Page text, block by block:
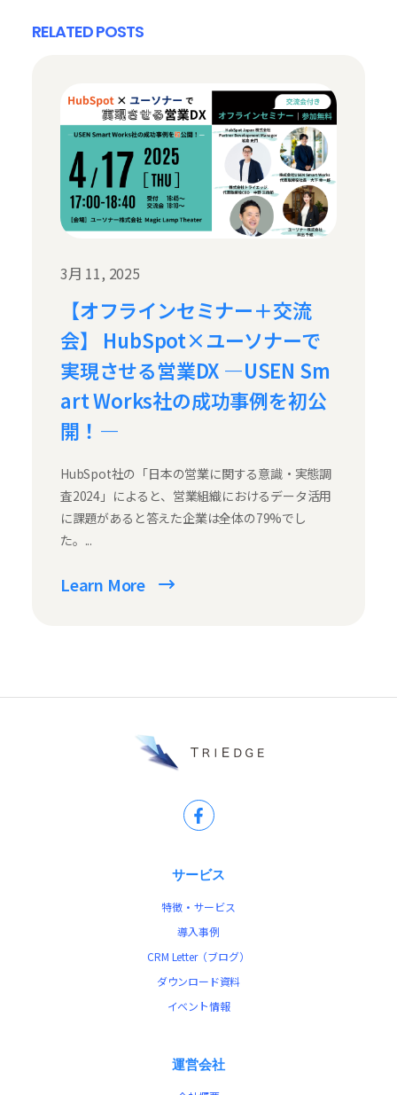
RELATED POSTS
3月 11, 2025
【オフラインセミナー＋交流
会】 HubSpot×ユーソナーで
実現させる営業DX ―USEN Sm
art Works社の成功事例を初公
開！―
HubSpot社の「日本の営業に関する意識・実態調
査2024」によると、営業組織におけるデータ活用
に課題があると答えた企業は全体の79%でし
た。...
Learn More
サービス
特徴・サービス
導入事例
CRM Letter（ブログ）
ダウンロード資料
イベント情報
運営会社